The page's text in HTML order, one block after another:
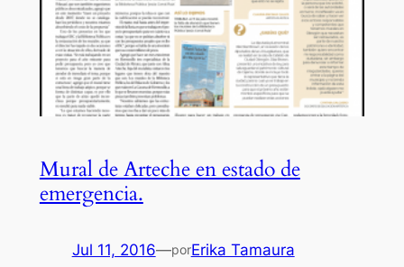
Mural de Arteche en estado de
emergencia.
Jul 11, 2016—porErika Tamaura